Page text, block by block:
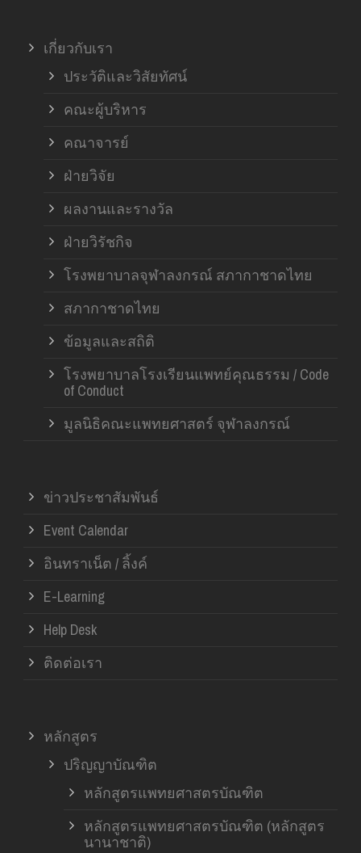
เกี่ยวกับเรา
ประวัติและวิสัยทัศน์
คณะผู้บริหาร
คณาจารย์
ฝ่ายวิจัย
ผลงานและรางวัล
ฝ่ายวิรัชกิจ
โรงพยาบาลจุฬาลงกรณ์ สภากาชาดไทย
สภากาชาดไทย
ข้อมูลและสถิติ
โรงพยาบาลโรงเรียนแพทย์คุณธรรม / Code
of Conduct
มูลนิธิคณะแพทยศาสตร์ จุฬาลงกรณ์
ข่าวประชาสัมพันธ์
Event Calendar
อินทราเน็ต / ลิ้งค์
E-Learning
Help Desk
ติดต่อเรา
หลักสูตร
ปริญญาบัณฑิต
หลักสูตรแพทยศาสตรบัณฑิต
หลักสูตรแพทยศาสตรบัณฑิต (หลักสูตร
นานาชาติ)